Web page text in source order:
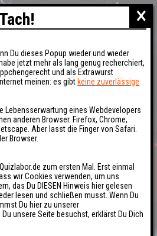
×
Tach!
Du dieses Popup wieder und wieder
jetzt mehr als lang genug recherchiert,
und als Extrawurst
meinen: es gibt keine zuverlässige
Lebensserwartung eines Webdevelopers
anderen Browser. Firefox, Chrome,
Aber lasst die Finger von Safari.
Browser.
zum ersten Mal. Erst einmal
wir Cookies verwenden, um uns
das Du DIESEN Hinweis hier gelesen
lesen und schließen musst. Wenn Du
Du hier zu unserer
Du unsere Seite besuchst, erklärst Du Dich